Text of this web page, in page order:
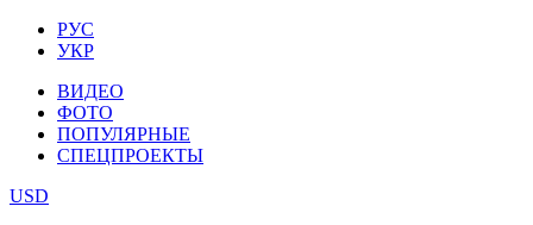
РУС
УКР
ВИДЕО
ФОТО
ПОПУЛЯРНЫЕ
СПЕЦПРОЕКТЫ
USD